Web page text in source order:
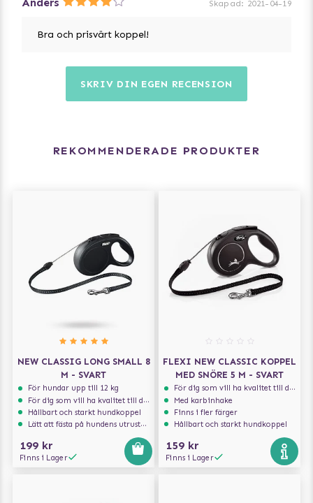
Skapad: 2021-04-19
Bra och prisvärt koppel!
SKRIV DIN EGEN RECENSION
REKOMMENDERADE PRODUKTER
NEW CLASSIG LONG SMALL 8
M - SVART
För hundar upp till 12 kg
För dig som vill ha kvalitet till din hund!
Hållbart och starkt hundkoppel
Lätt att fästa på hundens utrustning
199 kr
Finns i Lager
FLEXI NEW CLASSIC KOPPEL
MED SNÖRE 5 M - SVART
För dig som vill ha kvalitet till din hund!
Med karbinhake
Finns i fler färger
Hållbart och starkt hundkoppel
159 kr
Finns i Lager